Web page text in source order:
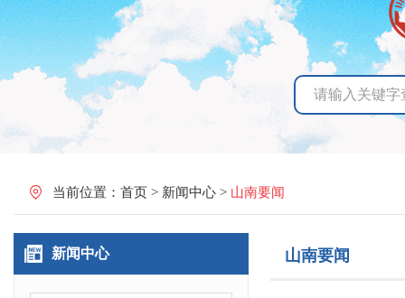
当前位置： 首页 > 新闻中心 > 山南要闻
新闻中心 山南要闻